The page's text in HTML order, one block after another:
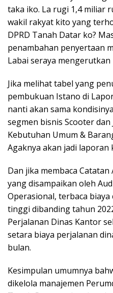
taka iko. La rugi 1,4 miliar
wakil rakyat kito yang
DPRD Tanah Datar ko?
penambahan penyertaan
Labai seraya mengerutkan
Jika melihat tabel yang
pembukuan Istano di
nanti akan sama
segmen bisnis Scooter
Kebutuhan Umum &
Agaknya akan jadi
Dan jika membaca
yang disampaikan oleh
Operasional, terbaca
tinggi dibanding tahun
Perjalanan Dinas Kantor
setara biaya perjalanan
bulan.
Kesimpulan umumnya
dikelola manajemen